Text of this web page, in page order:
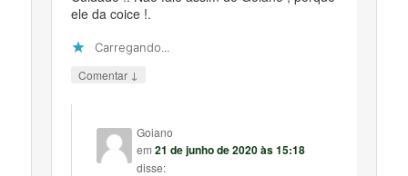
ele da coice !.
Carregando...
Comentar ↓
Goiano
em21 de junho de 2020 às 15:18
disse: